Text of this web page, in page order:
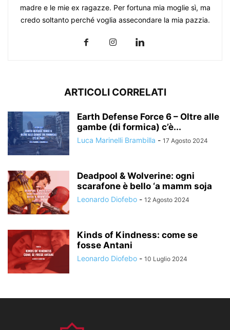
madre e le mie ex ragazze. Per fortuna mia moglie sì, ma
credo soltanto perché voglia assecondare la mia pazzia.
ARTICOLI CORRELATI
Earth Defense Force 6 – Oltre alle
gambe (di formica) c’è...
Luca Marinelli Brambilla - 17 Agosto 2024
Deadpool & Wolverine: ogni
scarafone è bello ‘a mamm soja
Leonardo Diofebo - 12 Agosto 2024
Kinds of Kindness: come se
fosse Antani
Leonardo Diofebo - 10 Luglio 2024